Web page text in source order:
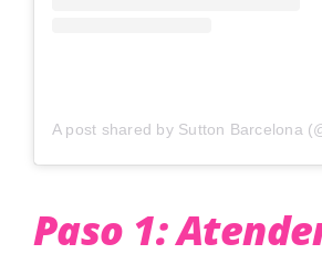
A post shared by Sutton Barcelona
Paso 1: